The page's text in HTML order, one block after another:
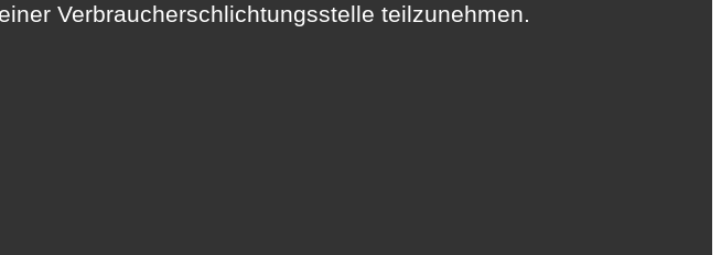
Verbraucherschlichtungsstelle teilzunehmen.